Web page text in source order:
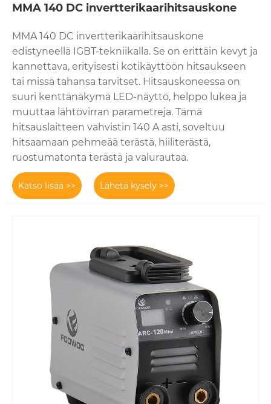
MMA 140 DC invertterikaarihitsauskone
MMA 140 DC invertterikaarihitsauskone
edistyneellä IGBT-tekniikalla. Se on erittäin kevyt ja
kannettava, erityisesti kotikäyttöön hitsaukseen
tai missä tahansa tarvitset. Hitsauskoneessa on
suuri kenttänäkymä LED-näyttö, helppo lukea ja
muuttaa lähtövirran parametreja. Tämä
hitsauslaitteen vahvistin 140 A asti, soveltuu
hitsaamaan pehmeää terästä, hiiliterästä,
ruostumatonta terästä ja valurautaa.
Katso lisää >> Lähetä kysely >>